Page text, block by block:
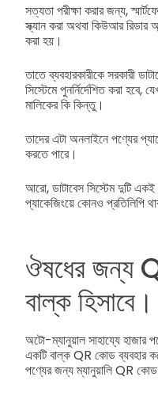
সত্যতা পরীক্ষা করার জন্য,
স্ক্যান করা অথবা কিউআর রিডার
করা হয়।
তাতে ব্যবহারকারীকে সরকারী
সিস্টেমে পুনর্নির্দেশিত করা হবে,
মালিকের কি কিন্তু।
তাদের এটা অনলাইনে পণ্যের
করতে পারে।
আরো, ডাটাবেস সিস্টেম দুটি
প্যাকেজিংয়ে কোনও প্রতিলিপি
ঔষধের জন্য
বাল্ক হিসাবে।
অটো-ম্যানুয়াল সাহায্যে
একটি বাল্ক QR কোড ব্যবহার
পণ্যের জন্য ম্যানুয়ালি QR কোড